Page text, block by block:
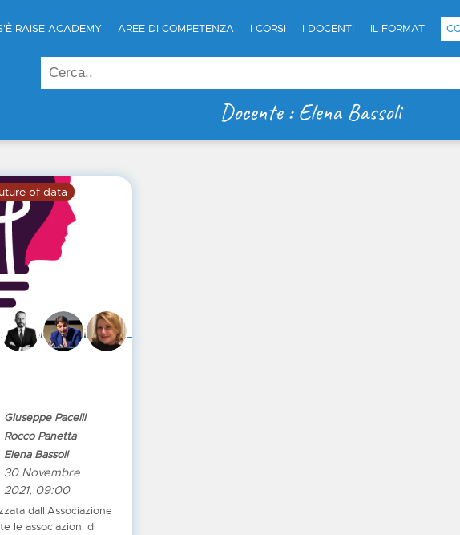
RAISE ACADEMY AREE DI COMPETENZA I CORSI I DOCENTI IL FORMAT
Docente : Elena Bassoli
of data
Giuseppe Pacelli
Rocco Panetta
Elena Bassoli
30 Novembre
2021, 09:00
dall'Associazione
le associazioni di